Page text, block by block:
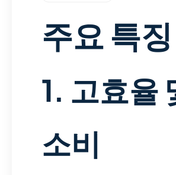
주요 특징
1. 고효율
소비